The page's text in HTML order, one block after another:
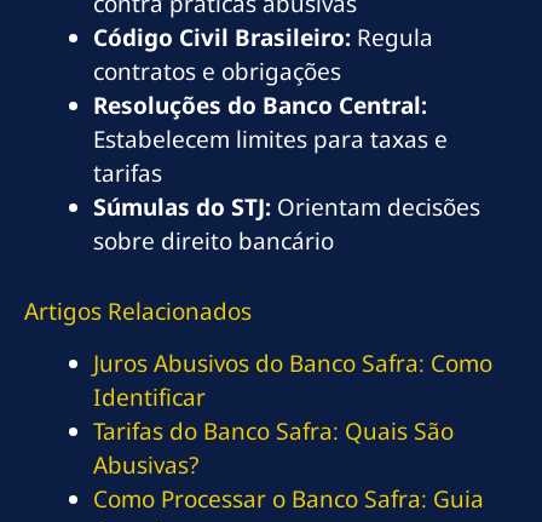
Código Civil Brasileiro: Regula
contratos e obrigações
Resoluções do Banco Central:
Estabelecem limites para taxas e
tarifas
Súmulas do STJ: Orientam decisões
sobre direito bancário
Artigos Relacionados
Juros Abusivos do Banco Safra: Como
Identificar
Tarifas do Banco Safra: Quais São
Abusivas?
Como Processar o Banco Safra: Guia